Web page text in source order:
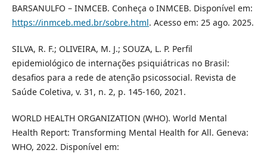
BARSANULFO – INMCEB. Conheça o INMCEB. Disponível em:
https://inmceb.med.br/sobre.html. Acesso em: 25 ago. 2025.
SILVA, R. F.; OLIVEIRA, M. J.; SOUZA, L. P. Perfil
epidemiológico de internações psiquiátricas no Brasil:
desafios para a rede de atenção psicossocial. Revista de
Saúde Coletiva, v. 31, n. 2, p. 145-160, 2021.
WORLD HEALTH ORGANIZATION (WHO). World Mental
Health Report: Transforming Mental Health for All. Geneva:
WHO, 2022. Disponível em: